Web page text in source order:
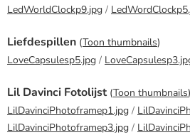
LedWorldClockp9.jpg /
Liefdespillen (Toon thumbnails)
LoveCapsulesp5.jpg /
Lil Davinci Fotolijst (Toon thumbnails)
LilDavinciPhotoframep1.jpg /
LilDavinciPhotoframep3.jpg /